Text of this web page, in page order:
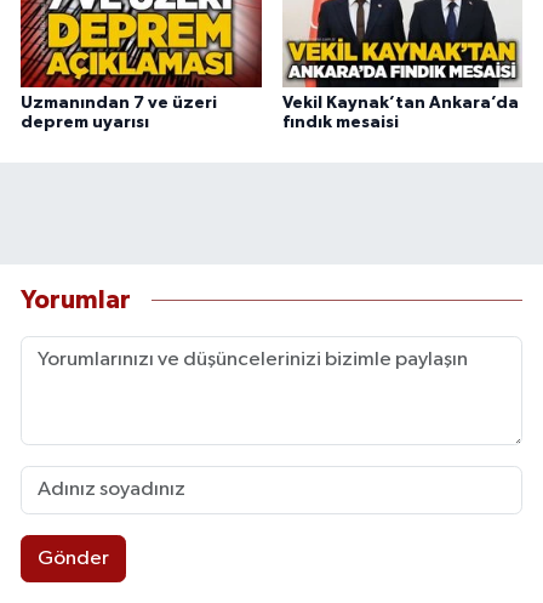
Uzmanından 7 ve üzeri
deprem uyarısı
Vekil Kaynak’tan Ankara’da
fındık mesaisi
Yorumlar
Gönder